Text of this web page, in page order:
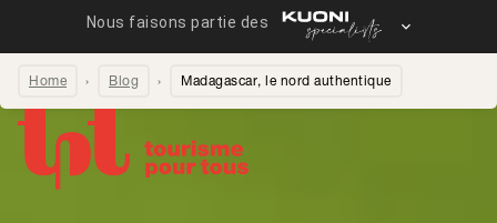
Home Blog Madagascar, le nord authentique